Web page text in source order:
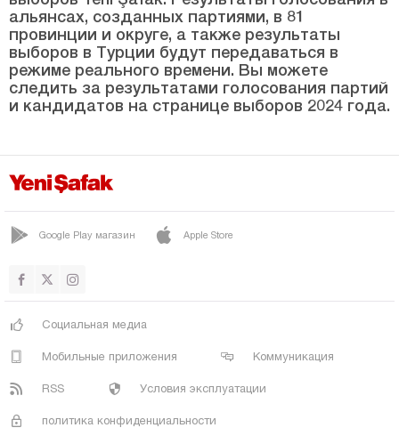
Мардин
Мерсин
Мугла
Невшехир
Нигде
Орду
Ризе
альянсах, созданных партиями, в 81
провинции и округе, а также результаты
выборов в Турции будут передаваться в
режиме реального времени. Вы можете
следить за результатами голосования партий
и кандидатов на странице выборов 2024 года.
Google Play магазин Apple Store
Социальная медиа
Мобильные приложения Коммуникация
RSS Условия эксплуатации
политика конфиденциальности